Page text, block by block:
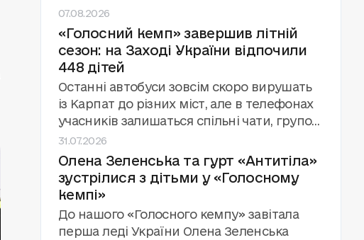
07.08.2026
«Голосний кемп» завершив літній
сезон: на Заході України відпочили
448 дітей
Останні автобуси зовсім скоро вирушать
із Карпат до різних міст, але в телефонах
учасників залишаться спільні чати, групові
фото й обіцянки зустрітися знову.
«Голосний кемп» завершив третій сезон
поспіль за підтримки та у співпраці з
Фундацією Олени Зеленської. Цього літа
фонд «Голоси дітей» провів вісім змін для
448 дітей, які зазнали впливу війни.
31.07.2026
Олена Зеленська та гурт «Антитіла»
зустрілися з дітьми у «Голосному
кемпі»
До нашого «Голосного кемпу» завітала
перша леді України Олена Зеленська